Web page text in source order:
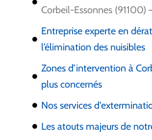
Corbeil-Essonnes
Entreprise experte en
l’élimination des nuisibles
Zones d’intervention à
plus concernés
Nos services
Les atouts majeurs de